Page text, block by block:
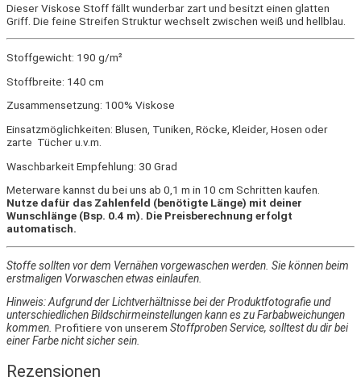
Dieser Viskose Stoff fällt wunderbar zart und besitzt einen glatten
Griff. Die feine Streifen Struktur wechselt zwischen weiß und hellblau.
Stoffgewicht: 190 g/m²
Stoffbreite: 140 cm
Zusammensetzung: 100% Viskose
Einsatzmöglichkeiten: Blusen, Tuniken, Röcke, Kleider, Hosen oder
zarte Tücher u.v.m.
Waschbarkeit Empfehlung: 30 Grad
Meterware kannst du bei uns ab 0,1 m in 10 cm Schritten kaufen.
Nutze dafür das Zahlenfeld (benötigte Länge) mit deiner
Wunschlänge (Bsp. 0.4 m). Die Preisberechnung erfolgt
automatisch.
Stoffe sollten vor dem Vernähen vorgewaschen werden. Sie können beim
erstmaligen Vorwaschen etwas einlaufen.
Hinweis: Aufgrund der Lichtverhältnisse bei der Produktfotografie und
unterschiedlichen Bildschirmeinstellungen kann es zu Farbabweichungen
kommen. Profitiere von unserem Stoffproben Service, solltest du dir bei
einer Farbe nicht sicher sein.
Rezensionen